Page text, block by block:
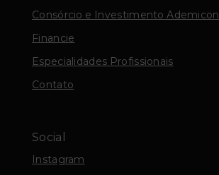
Consórcio e Investimento Ademicon
Financie
Especialidades Profissionais
Contato
Social
Instagram